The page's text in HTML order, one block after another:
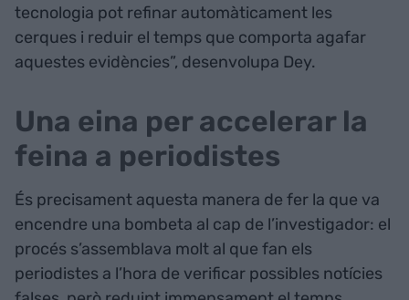
tecnologia pot refinar automàticament les
cerques i reduir el temps que comporta agafar
aquestes evidències”, desenvolupa Dey.
Una eina per accelerar la
feina a periodistes
És precisament aquesta manera de fer la que va
encendre una bombeta al cap de l’investigador: el
procés s’assemblava molt al que fan els
periodistes a l’hora de verificar possibles notícies